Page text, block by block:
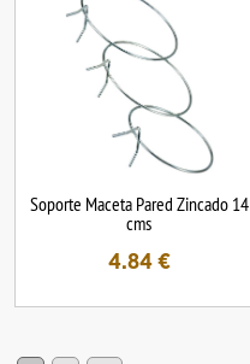
Soporte Maceta Pared Zincado 14
cms
4.84€